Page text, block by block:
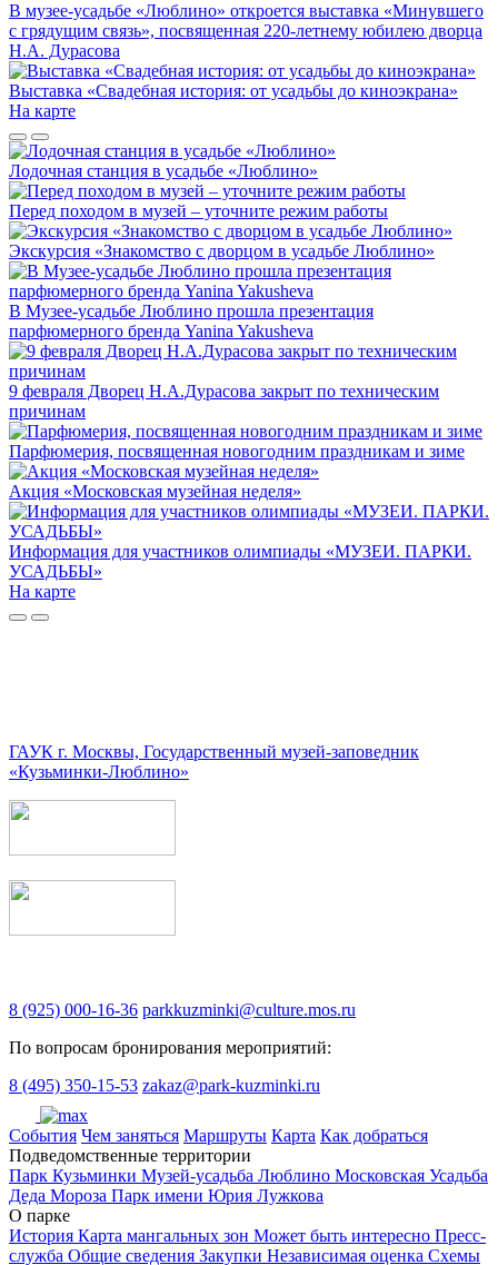
В музее-усадьбе «Люблино» откроется выставка «Минувшего
с грядущим связь», посвященная 220-летнему юбилею дворца
Н.А. Дурасова
Выставка «Свадебная история: от усадьбы до киноэкрана»
На карте
Лодочная станция в усадьбе «Люблино»
Перед походом в музей – уточните режим работы
Экскурсия «Знакомство с дворцом в усадьбе Люблино»
В Музее-усадьбе Люблино прошла презентация
парфюмерного бренда Yanina Yakusheva
9 февраля Дворец Н.А.Дурасова закрыт по техническим
причинам
Парфюмерия, посвященная новогодним праздникам и зиме
Акция «Московская музейная неделя»
Информация для участников олимпиады «МУЗЕИ. ПАРКИ.
УСАДЬБЫ»
На карте
ГАУК г. Москвы, Государственный музей-заповедник
«Кузьминки-Люблино»
8 (925) 000-16-36 parkkuzminki@culture.mos.ru
По вопросам бронирования мероприятий:
8 (495) 350-15-53 zakaz@park-kuzminki.ru
Cобытия Чем заняться Маршруты Карта Как добраться
Подведомственные территории
Парк Кузьминки Музей-усадьба Люблино Московская Усадьба
Деда Мороза Парк имени Юрия Лужкова
О парке
История Карта мангальных зон Может быть интересно Пресс-
служба Общие сведения Закупки Независимая оценка Схемы